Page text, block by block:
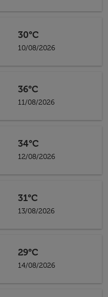
30°C
10/08/2026
36°C
11/08/2026
34°C
12/08/2026
31°C
13/08/2026
29°C
14/08/2026